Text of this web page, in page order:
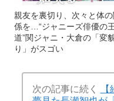
親友を裏切り、次々と体の
係を…“ジャニーズ俳優の
道”関ジャニ・大倉の「変
り」がスゴい
次の記事に続く